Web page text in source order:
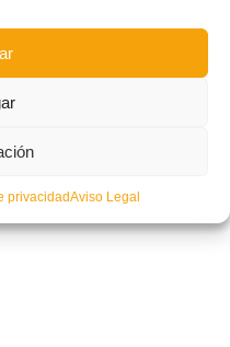
privacidadAviso Legal
sub19 de fútbol sala